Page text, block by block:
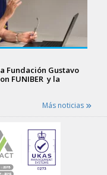
Fundación Gustavo
FUNIBER y la
Más noticias